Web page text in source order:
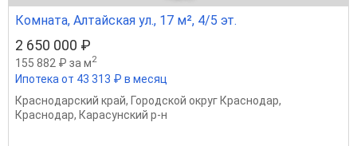
Комната, Алтайская ул., 17 м², 4/5 эт.
2 650 000 ₽
155 882 ₽ за м2
Ипотека от 43 313 ₽ в месяц
Краснодарский край, Городской округ Краснодар,
Краснодар, Карасунский р-н